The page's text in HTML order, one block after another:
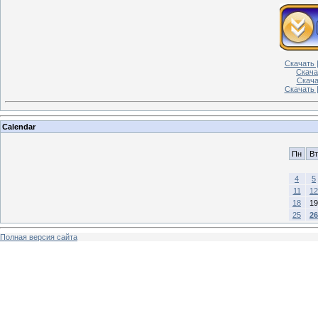
Скачать
Скачать
Calendar
Пн Вт
4
5
11
12
18
19
25
26
Полная версия сайта